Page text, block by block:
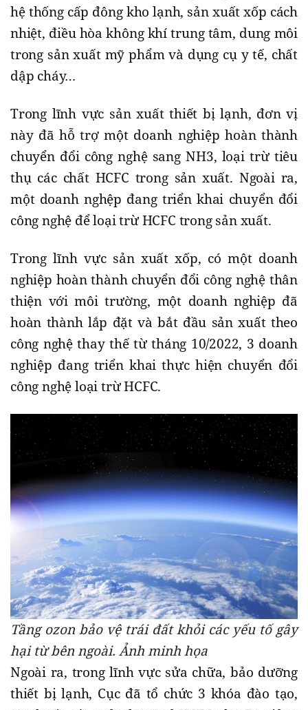
hệ thống cấp đông kho lạnh, sản xuất xốp cách
nhiệt, điều hòa không khí trung tâm, dung môi
trong sản xuất mỹ phẩm và dụng cụ y tế, chất
dập cháy…
Trong lĩnh vực sản xuất thiết bị lạnh, đơn vị
này đã hỗ trợ một doanh nghiệp hoàn thành
chuyển đổi công nghệ sang NH3, loại trừ tiêu
thụ các chất HCFC trong sản xuất. Ngoài ra,
một doanh nghệp đang triển khai chuyển đổi
công nghệ để loại trừ HCFC trong sản xuất.
Trong lĩnh vực sản xuất xốp, có một doanh
nghiệp hoàn thành chuyển đổi công nghệ thân
thiện với môi trường, một doanh nghiệp đã
hoàn thành lắp đặt và bắt đầu sản xuất theo
công nghệ thay thế từ tháng 10/2022, 3 doanh
nghiệp đang triển khai thực hiện chuyển đổi
công nghệ loại trừ HCFC.
Tầng ozon bảo vệ trái đất khỏi các yếu tố gây
hại từ bên ngoài. Ảnh minh họa
Ngoài ra, trong lĩnh vực sửa chữa, bảo dưỡng
thiết bị lạnh, Cục đã tổ chức 3 khóa đào tạo,